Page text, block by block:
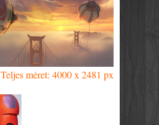
Teljes méret: 4000 x 2481 px